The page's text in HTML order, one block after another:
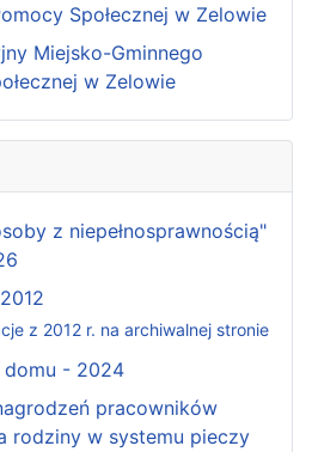
Społecznej w Zelowie
Miejsko-Gminnego
w Zelowie
z niepełnosprawnością"
z 2012 r. na archiwalnej stronie
domu - 2024
pracowników
rodziny w systemu pieczy